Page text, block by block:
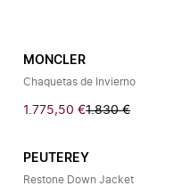
MONCLER
Chaquetas de Invierno
1.775,50 €1.830 €
PEUTEREY
Restone Down Jacket